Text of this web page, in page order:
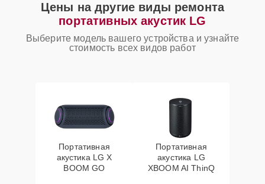
Цены на другие виды ремонта
портативных акустик LG
Выберите модель вашего устройства и узнайте
стоимость всех видов работ
Портативная
акустика LG X
BOOM GO
Портативная
акустика LG
XBOOM AI ThinQ